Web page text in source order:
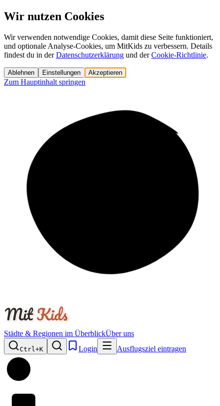
Wir nutzen Cookies
Wir verwenden notwendige Cookies, damit diese Seite funktioniert,
und optionale Analyse-Cookies, um MitKids zu verbessern. Details
findest du in der Datenschutzerklärung und der Cookie-Richtlinie.
Ablehnen Einstellungen Akzeptieren
Zum Hauptinhalt springen
Städte & Regionen im ÜberblickÜber uns
Ctrl+K Login Ausflugsziel eintragen